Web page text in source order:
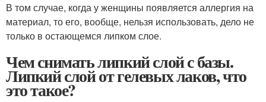
В том случае, когда у женщины появляется аллергия на
материал, то его, вообще, нельзя использовать, дело не
только в остающемся липком слое.
Чем снимать липкий слой с базы.
Липкий слой от гелевых лаков, что
это такое?